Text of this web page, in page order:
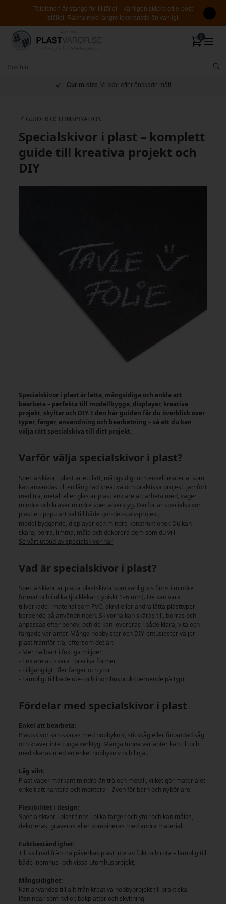
Telefonen är stängd för tillfället – vänligen skicka ett e-post
istället. Räkna med längre leveranstid än vanligt.
Cut-to-size Vi skär efter önskade mått
GUIDER OCH INSPIRATION
Specialskivor i plast – komplett
guide till kreativa projekt och
DIY
Specialskivor i plast är lätta, mångsidiga och enkla att
bearbeta – perfekta till modellbygge, displayer, kreativa
projekt, skyltar och DIY. I den här guiden får du överblick över
typer, färger, användning och bearbetning – så att du kan
välja rätt specialskiva till ditt projekt.
Varför välja specialskivor i plast?
Specialskivor i plast är ett lätt, mångsidigt och enkelt material som
kan användas till en lång rad kreativa och praktiska projekt. Jämfört
med trä, metall eller glas är plast enklare att arbeta med, väger
mindre och kräver mindre specialverktyg. Därför är specialskivor i
plast ett populärt val till både gör-det-själv-projekt,
modellbyggande, displayer och mindre konstruktioner. Du kan
skära, borra, limma, måla och dekorera dem som du vill.
Se vårt utbud av specialskivor här
Vad är specialskivor i plast?
Specialskivor är platta plastskivor som vanligtvis finns i mindre
format och i olika tjocklekar (typiskt 1–6 mm). De kan vara
tillverkade i material som PVC, akryl eller andra lätta plasttyper
beroende på användningen. Skivorna kan skäras till, borras och
anpassas efter behov, och de kan levereras i både klara, vita och
färgade varianter. Många hobbyister och DIY-entusiaster väljer
plast framför trä, eftersom det är:
- Mer hållbart i fuktiga miljöer
- Enklare att skära i precisa former
- Tillgängligt i fler färger och ytor
- Lämpligt till både ute- och inomhusbruk (beroende på typ)
Fördelar med specialskivor i plast
Enkel att bearbeta:
Plastskivor kan skäras med hobbykniv, sticksåg eller fintandad såg
och kräver inte tunga verktyg. Många tunna varianter kan till och
med skäras med en enkel hobbykniv och linjal.
Låg vikt:
Plast väger markant mindre än trä och metall, vilket gör materialet
enkelt att hantera och montera – även för barn och nybörjare.
Flexibilitet i design:
Specialskivor i plast finns i olika färger och ytor och kan målas,
dekoreras, graveras eller kombineras med andra material.
Fuktbeständighet:
Till skillnad från trä påverkas plast inte av fukt och röta – lämplig till
både inomhus- och vissa utomhusprojekt.
Mångsidighet:
Kan användas till allt från kreativa hobbyprojekt till praktiska
lösningar som hyllor, bakplattor och skyltning.